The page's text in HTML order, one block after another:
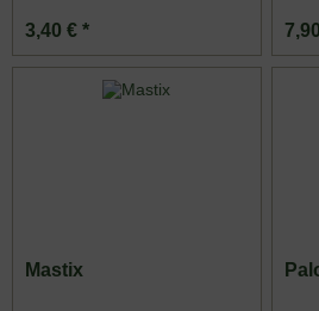
3,40 € *
Mastix